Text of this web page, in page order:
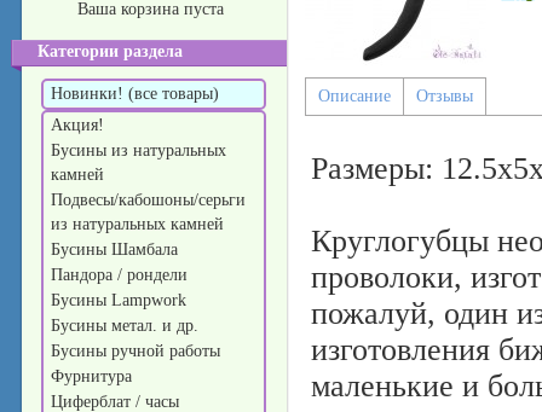
Ваша корзина пуста
Категории раздела
Новинки! (все товары)
Акция!
Бусины из натуральных
камней
Подвесы/кабошоны/серьги
из натуральных камней
Бусины Шамбала
Пандора / рондели
Бусины Lampwork
Бусины метал. и др.
Бусины ручной работы
Фурнитура
Циферблат / часы
Описание Отзывы
Размеры:
Круглогубцы
проволоки,
пожалуй, один
изготовления
маленькие и